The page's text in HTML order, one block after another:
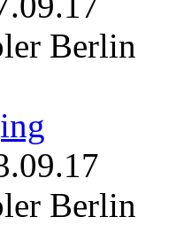
Berlin
Berlin